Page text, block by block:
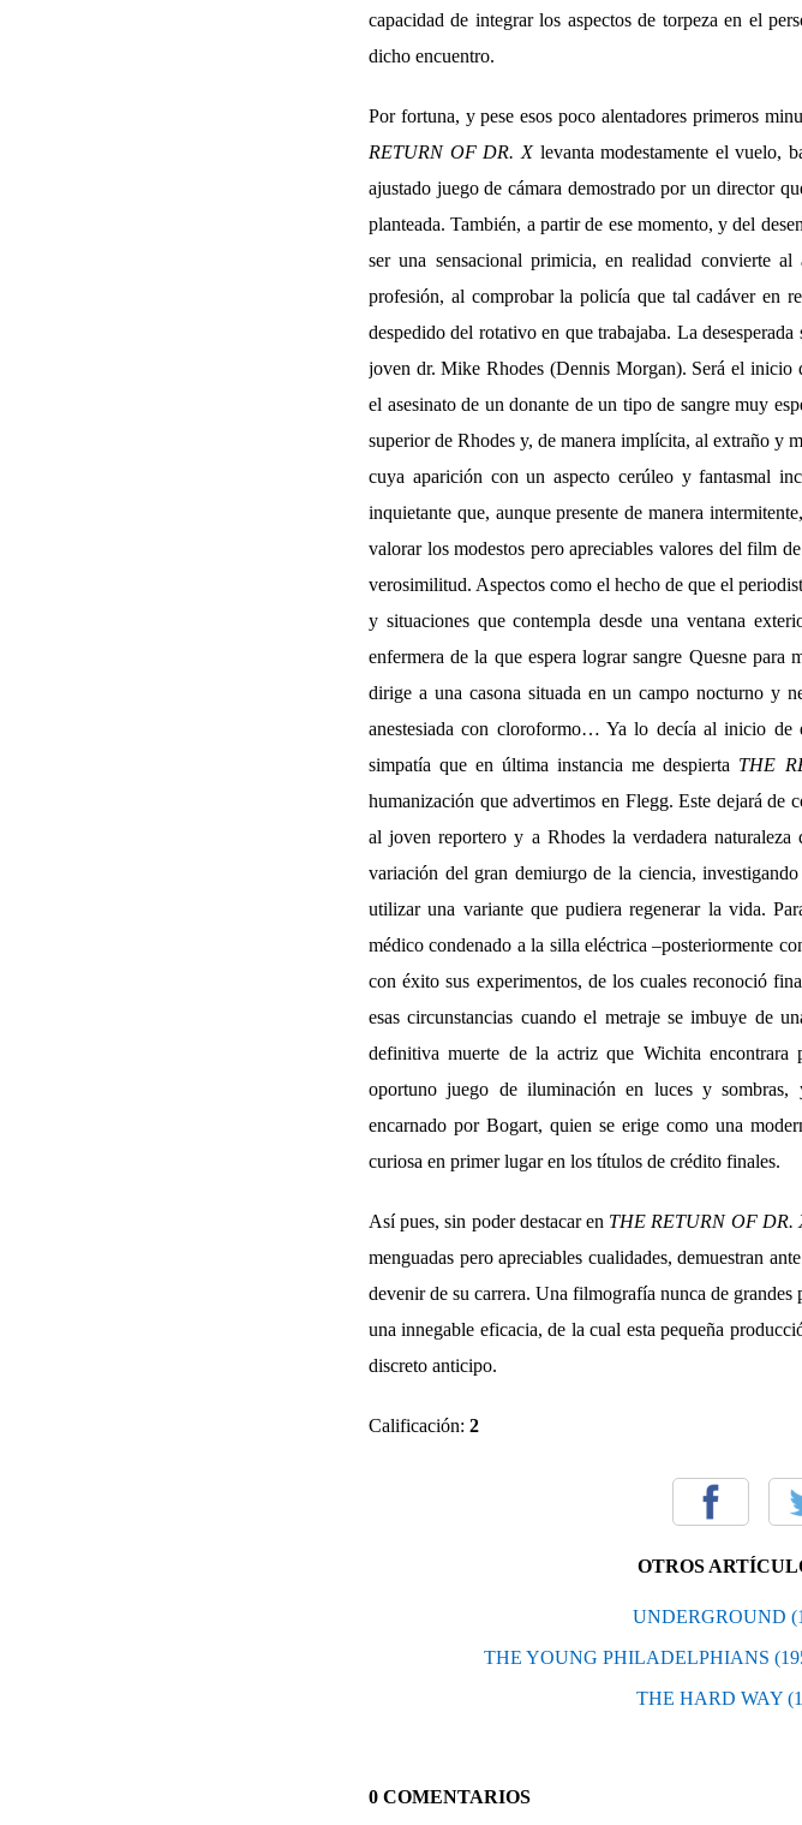
capacidad de integrar los aspectos de torpeza en el
dicho encuentro.
Por fortuna, y pese esos poco alentadores primeros
RETURN OF DR. Xlevanta modestamente el vuelo,
ajustado juego de cámara demostrado por un director
planteada. También, a partir de ese momento, y del
ser una sensacional primicia, en realidad convierte
profesión, al comprobar la policía que tal cadáver en
despedido del rotativo en que trabajaba. La
joven dr. Mike Rhodes (Dennis Morgan). Será el inicio
el asesinato de un donante de un tipo de sangre muy
superior de Rhodes y, de manera implícita, al extraño y
cuya aparición con un aspecto cerúleo y fantasmal
inquietante que, aunque presente de manera
valorar los modestos pero apreciables valores del film
verosimilitud. Aspectos como el hecho de que el
y situaciones que contempla desde una ventana
enfermera de la que espera lograr sangre Quesne para
dirige a una casona situada en un campo nocturno y
anestesiada con cloroformo… Ya lo decía al inicio de
simpatía que en última instancia me despierta THE
humanización que advertimos en Flegg. Este dejará de
al joven reportero y a Rhodes la verdadera naturaleza
variación del gran demiurgo de la ciencia,
utilizar una variante que pudiera regenerar la vida.
médico condenado a la silla eléctrica –posteriormente
con éxito sus experimentos, de los cuales reconoció
esas circunstancias cuando el metraje se imbuye de
definitiva muerte de la actriz que Wichita
oportuno juego de iluminación en luces y
encarnado por Bogart, quien se erige como una
curiosa en primer lugar en los títulos de crédito finales.
Así pues, sin poder destacar en THE RETURN OF DR.
menguadas pero apreciables cualidades, demuestran
devenir de su carrera. Una filmografía nunca de
una innegable eficacia, de la cual esta pequeña
discreto anticipo.
Calificación: 2
OTROS
UNDERGROUND
THE YOUNG PHILADELPHIANS
THE HARD WAY
0 COMENTARIOS